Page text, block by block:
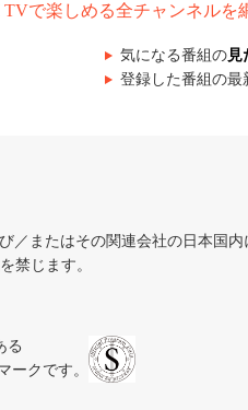
で楽しめる全チャンネルを
気になる番組の見
登録した番組の最
またはその関連会社の日本国内
禁じます。
る
ークです。